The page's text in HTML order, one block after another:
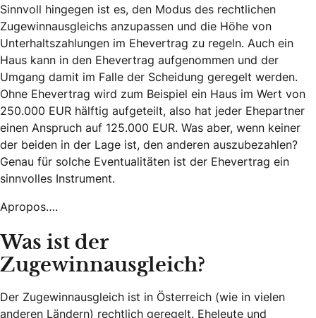
Sinnvoll hingegen ist es, den Modus des rechtlichen
Zugewinnausgleichs anzupassen und die Höhe von
Unterhaltszahlungen im Ehevertrag zu regeln. Auch ein
Haus kann in den Ehevertrag aufgenommen und der
Umgang damit im Falle der Scheidung geregelt werden.
Ohne Ehevertrag wird zum Beispiel ein Haus im Wert von
250.000 EUR hälftig aufgeteilt, also hat jeder Ehepartner
einen Anspruch auf 125.000 EUR. Was aber, wenn keiner
der beiden in der Lage ist, den anderen auszubezahlen?
Genau für solche Eventualitäten ist der Ehevertrag ein
sinnvolles Instrument.
Apropos….
Was ist der
Zugewinnausgleich?
Der Zugewinnausgleich ist in Österreich (wie in vielen
anderen Ländern) rechtlich geregelt. Eheleute und